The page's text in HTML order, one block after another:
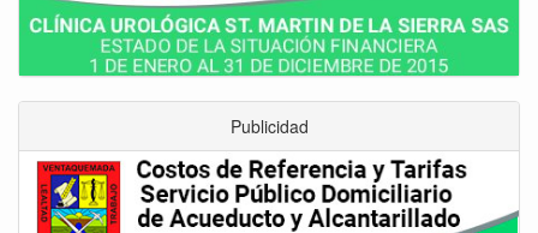
Publicidad